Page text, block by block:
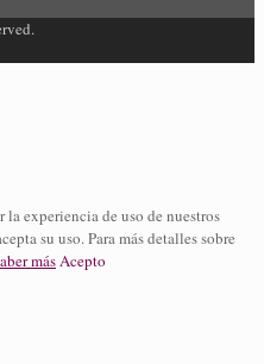
experiencia de uso de nuestros
su uso. Para más detalles sobre
másAcepto